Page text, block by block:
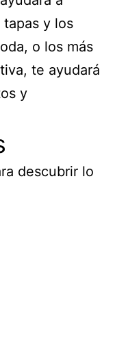
y los
o los más
te ayudará
y
descubrir lo